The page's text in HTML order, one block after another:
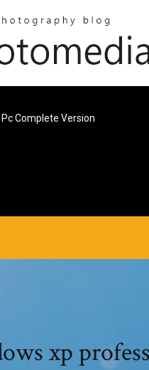
Complete Version
xp